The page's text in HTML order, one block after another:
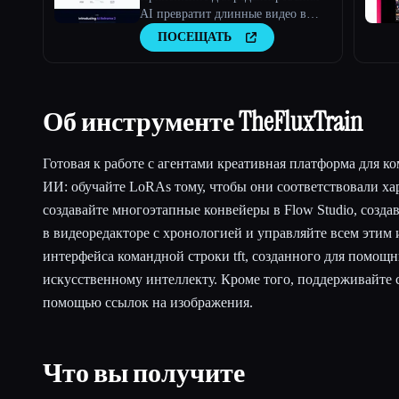
AI превратит длинные видео в
вирусные клипы
ПОСЕЩАТЬ
Об инструменте TheFluxTrain
Готовая к работе с агентами креативная платформа для
ИИ: обучайте LoRAs тому, чтобы они соответствовали
создавайте многоэтапные конвейеры в Flow Studio,
в видеоредакторе с хронологией и управляйте всем этим
интерфейса командной строки tft, созданного для
искусственному интеллекту. Кроме того, поддерживайте
помощью ссылок на изображения.
Что вы получите